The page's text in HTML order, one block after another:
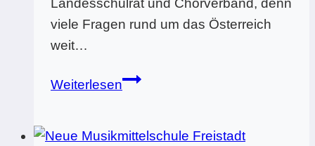
viele Fragen rund um das Österreich
weit…
WeiterlesenBundesjugendsingen
Steiermark